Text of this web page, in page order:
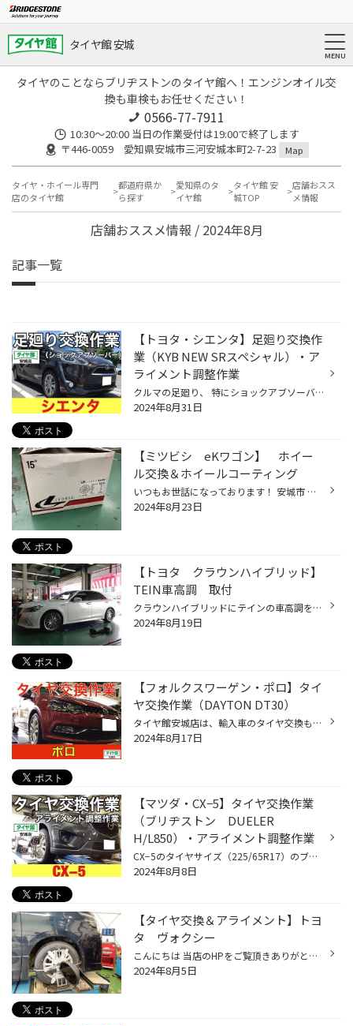
タイヤ館 安城
タイヤのことならブリヂストンのタイヤ館へ！エンジンオイル交
換も車検もお任せください！
0566-77-7911
10:30〜20:00 当日の作業受付は19:00で終了します
〒446-0059 愛知県安城市三河安城本町2-7-23
Map
タイヤ・ホイール専門
店のタイヤ館
都道府県か
ら探す
愛知県のタ
イヤ館
タイヤ館 安
城TOP
店舗おスス
メ情報
店舗おススメ情報 / 2024年8月
記事一覧
【トヨタ・シエンタ】足廻り交換作
業（KYB NEW SRスペシャル）・ア
ライメント調整作業
クルマの足廻り、 特にショックアブソーバーと言われるパーツは、 消耗部品に該当するかもしれません。 ショックアブソーバーは、 路面から受ける衝撃の緩和、 乗り心地と走行性の向上の役割を担っています。 そのショックアブソーバーの内部には、 オイルやガスが注入されていますが、 クルマの長...
2024年8月31日
【ミツビシ eKワゴン】 ホイー
ル交換＆ホイールコーティング
いつもお世話になっております！ 安城市 三河安城駅近くにある タイヤ館安城です。【タイヤ館安城アクセスMAP】↓ ↓ ↓ ↓ ↓ アクセスマップ ↑ ↑ ↑ ↑ ↑ ☆ミツビシ eKワゴン ホイール交換＆ホイールコーティング☆ 半年前にタイヤはご購入いただいていましたので、今回はアルミホイールのご購入 そして...
2024年8月23日
【トヨタ クラウンハイブリッド】
TEIN車高調 取付
クラウンハイブリッドにテインの車高調を取付させて頂きました。 【トヨタ クラウンハイブリッド】 TEIN車高調取付＆アライメント TEINのダウンサスがついている状態から、車高調へ交換です。 もう少し車高を下げたい・乗り心地もだんだんと悪く（フワフワ）なってきたと感じていらしたので、 車高...
2024年8月19日
【フォルクスワーゲン・ポロ】タイ
ヤ交換作業（DAYTON DT30）
タイヤ館安城店は、輸入車のタイヤ交換も実施しています。 タイヤのことならタイヤ館安城店にお気軽にご相談ください。 ＜＜作業詳細＞＞ 車種：フォルクスワーゲン ポロ タイヤ銘柄：DAYTON DT30（デイトン） タイヤサイズ：185/60R15 「デイトンタイヤ」は元々、アメリカのオハイオ州デイトン市で...
2024年8月17日
【マツダ・CX−5】タイヤ交換作業
（ブリヂストン DUELER
H/L850）・アライメント調整作業
CX−5のタイヤサイズ（225/65R17）のブリヂストンのSUV専用タイヤの製品ラインナップは、 ブリヂストン ALENZA 001 ブリヂストン ALENZA LX100 ブリヂストン DUELER H/L850 CX−5のユーザー様がこの3種類の中で「ブリヂストン DUELER H/L850」をお選びいただいた理由は、「M+S」。これは、「MUD & SNO...
2024年8月8日
【タイヤ交換＆アライメント】トヨ
タ ヴォクシー
こんにちは 当店のHPをご覧頂きありがとうございます！ 車種：トヨタ ヴォクシー 商品：ブリヂストン プレイズPX-RVⅡ サイズ：195/65R15 お客様が洗車中に、タイヤを見たところ、 溝が少なく感じたので大丈夫かどうか見てほしいと 点検でタイヤ館安城店にご来店頂きました。 当店の専門店ならではの...
2024年8月5日